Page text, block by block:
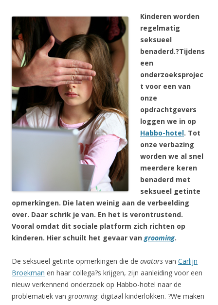
Kinderen worden
regelmatig
seksueel
benaderd.?Tijdens
een
onderzoeksprojec
t voor een van
onze
opdrachtgevers
loggen we in op
Habbo-hotel. Tot
onze verbazing
worden we al snel
meerdere keren
benaderd met
seksueel getinte
opmerkingen. Die laten weinig aan de verbeelding
over. Daar schrik je van. En het is verontrustend.
Vooral omdat dit sociale platform zich richten op
kinderen. Hier schuilt het gevaar vangrooming.
De seksueel getinte opmerkingen die de avatars van Carlijn
Broekman en haar collega?s krijgen, zijn aanleiding voor een
nieuw verkennend onderzoek op Habbo-hotel naar de
problematiek van grooming: digitaal kinderlokken. ?We maken